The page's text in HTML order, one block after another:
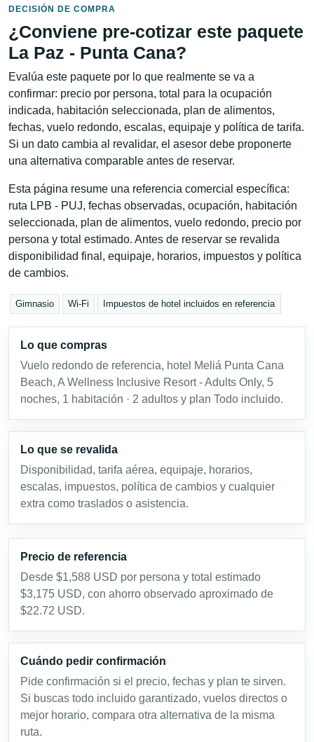
DECISIÓN DE COMPRA
¿Conviene pre-cotizar este paquete
La Paz - Punta Cana?
Evalúa este paquete por lo que realmente se va a
confirmar: precio por persona, total para la ocupación
indicada, habitación seleccionada, plan de alimentos,
fechas, vuelo redondo, escalas, equipaje y política de tarifa.
Si un dato cambia al revalidar, el asesor debe proponerte
una alternativa comparable antes de reservar.
Esta página resume una referencia comercial específica:
ruta LPB - PUJ, fechas observadas, ocupación, habitación
seleccionada, plan de alimentos, vuelo redondo, precio por
persona y total estimado. Antes de reservar se revalida
disponibilidad final, equipaje, horarios, impuestos y política
de cambios.
Gimnasio Wi-Fi Impuestos de hotel incluidos en referencia
Lo que compras
Vuelo redondo de referencia, hotel Meliá Punta Cana
Beach, A Wellness Inclusive Resort - Adults Only, 5
noches, 1 habitación · 2 adultos y plan Todo incluido.
Lo que se revalida
Disponibilidad, tarifa aérea, equipaje, horarios,
escalas, impuestos, política de cambios y cualquier
extra como traslados o asistencia.
Precio de referencia
Desde $1,588 USD por persona y total estimado
$3,175 USD, con ahorro observado aproximado de
$22.72 USD.
Cuándo pedir confirmación
Pide confirmación si el precio, fechas y plan te sirven.
Si buscas todo incluido garantizado, vuelos directos o
mejor horario, compara otra alternativa de la misma
ruta.